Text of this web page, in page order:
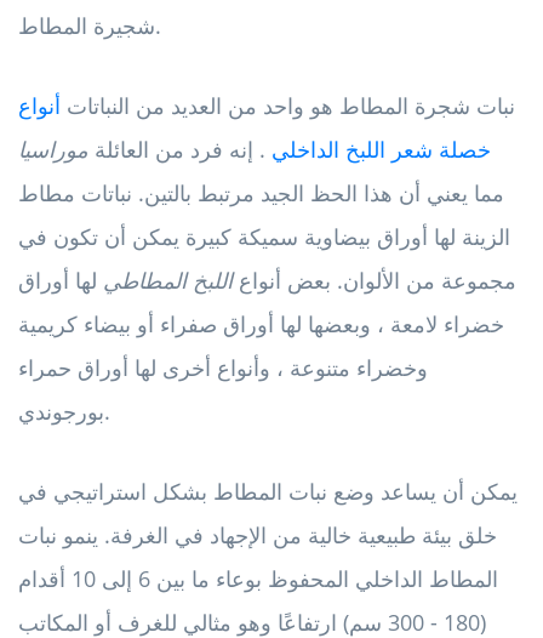
شجيرة المطاط.
نبات شجرة المطاط هو واحد من العديد من النباتات أنواع
خصلة شعر اللبخ الداخلي . إنه فرد من العائلة موراسيا
مما يعني أن هذا الحظ الجيد مرتبط بالتين. نباتات مطاط
الزينة لها أوراق بيضاوية سميكة كبيرة يمكن أن تكون في
مجموعة من الألوان. بعض أنواعاللبخ المطاطي لها أوراق
خضراء لامعة ، وبعضها لها أوراق صفراء أو بيضاء كريمية
وخضراء متنوعة ، وأنواع أخرى لها أوراق حمراء
بورجوندي.
يمكن أن يساعد وضع نبات المطاط بشكل استراتيجي في
خلق بيئة طبيعية خالية من الإجهاد في الغرفة. ينمو نبات
المطاط الداخلي المحفوظ بوعاء ما بين 6 إلى 10 أقدام
(180 - 300 سم) ارتفاعًا وهو مثالي للغرف أو المكاتب